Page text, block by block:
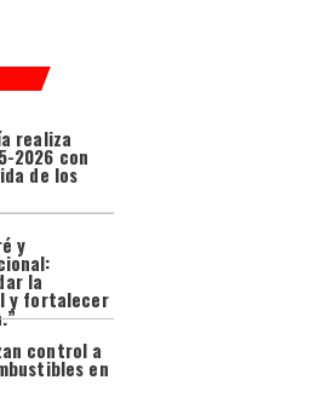
realiza
2026 con
de los
y
la
y fortalecer
control a
en